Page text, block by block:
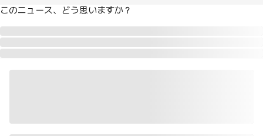
このニュース、どう思いますか？